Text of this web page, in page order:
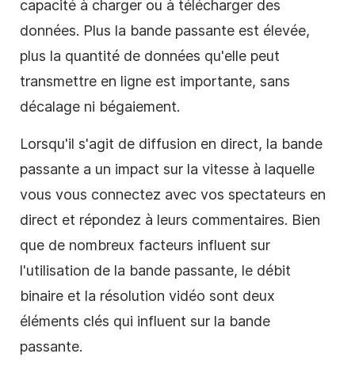
capacité à charger ou à télécharger des
données. Plus la bande passante est élevée,
plus la quantité de données qu'elle peut
transmettre en ligne est importante, sans
décalage ni bégaiement.
Lorsqu'il s'agit de diffusion en direct, la bande
passante a un impact sur la vitesse à laquelle
vous vous connectez avec vos spectateurs en
direct et répondez à leurs commentaires. Bien
que de nombreux facteurs influent sur
l'utilisation de la bande passante, le débit
binaire et la résolution vidéo sont deux
éléments clés qui influent sur la bande
passante.